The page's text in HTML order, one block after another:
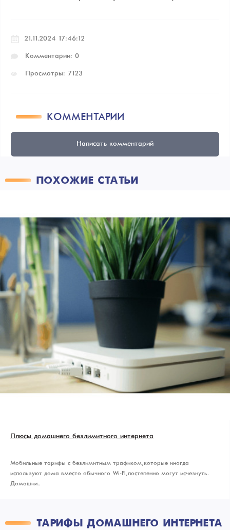
21.11.2024 17:46:12
Комментарии: 0
Просмотры: 7123
КОММЕНТАРИИ
Написать комментарий
ПОХОЖИЕ СТАТЬИ
Плюсы домашнего безлимитного интернета
Мобильные тарифы с безлимитным трафиком, которые иногда
используют дома вместо обычного Wi-Fi, постепенно могут исчезнуть.
Домашни..
ТАРИФЫ ДОМАШНЕГО ИНТЕРНЕТА